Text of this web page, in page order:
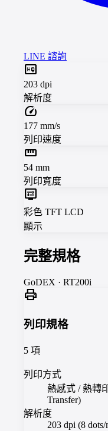
LINE 諮詢
high_quality
203 dpi
解析度
speed
177 mm/s
列印速度
straighten
54 mm
列印寬度
display_settings
彩色 TFT LCD
顯示
完整規格
GoDEX · RT200i
print
列印規格
5 項
列印方式
熱感式 / 熱轉
Transfer)
解析度
203 dpi (8 dots/